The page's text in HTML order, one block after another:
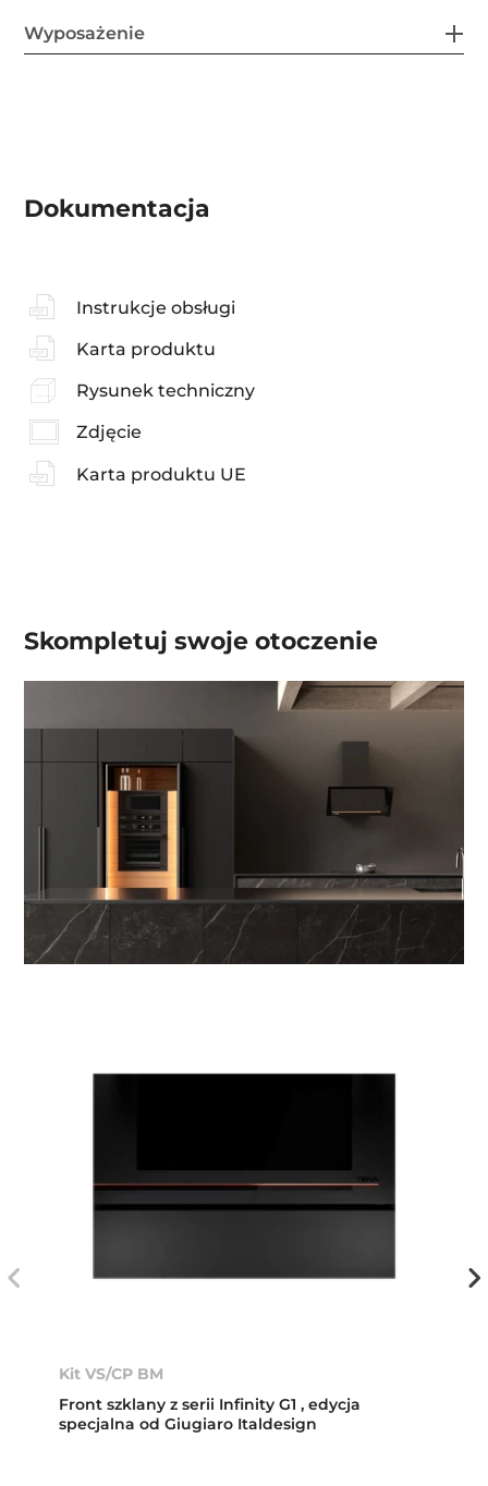
Wyposażenie
Dokumentacja
Instrukcje obsługi
Karta produktu
Rysunek techniczny
Zdjęcie
Karta produktu UE
Skompletuj swojeotoczenie
Kit VS/CP BM
Front szklany z serii Infinity G1 , edycja
specjalna od Giugiaro Italdesign